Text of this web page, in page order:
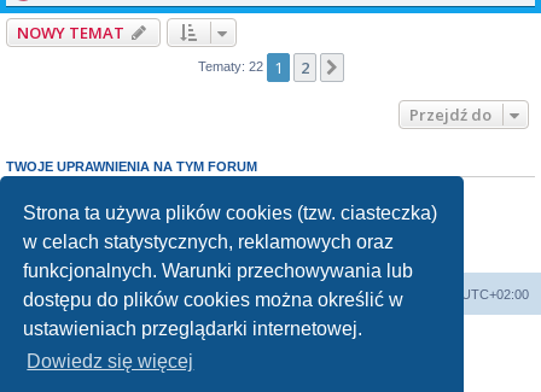
Strona ta używa plików cookies (tzw. ciasteczka)
w celach statystycznych, reklamowych oraz
funkcjonalnych. Warunki przechowywania lub
dostępu do plików cookies można określić w
ustawieniach przeglądarki internetowej.
Dowiedz się więcej
NOWY TEMAT
Tematy: 22 1 2
Przejdź do
TWOJE UPRAWNIENIA NA TYM FORUM
Nie możesz odpowiadać w tematach
Nie możesz zmieniać swoich postów
Nie możeszusuwać swoich postów
dodawać załączników
Forum Bike Łódź - Forum Rowerowe Łódź - Forum Szosowe - Forum MTB Strona Główna Strefa czasowa UTC+02:00
Linki partnerskie: strony www lodz Fotografia Analogowa